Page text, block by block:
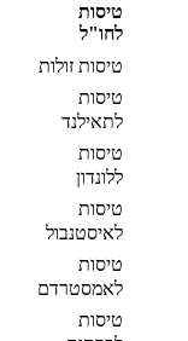
טיסות
לחו"ל
טיסות זולות
טיסות
לתאילנד
טיסות
ללונדון
טיסות
לאיסטנבול
טיסות
לאמסטרדם
טיסות